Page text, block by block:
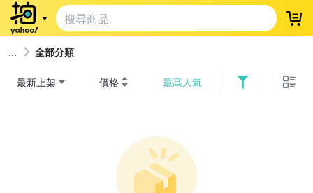
登
全部分類
最新上架 價格 最高人氣